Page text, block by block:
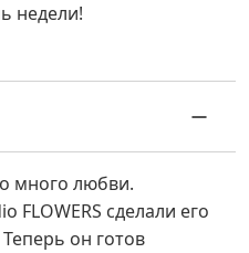
недели!
много любви.
FLOWERS сделали его
он готов